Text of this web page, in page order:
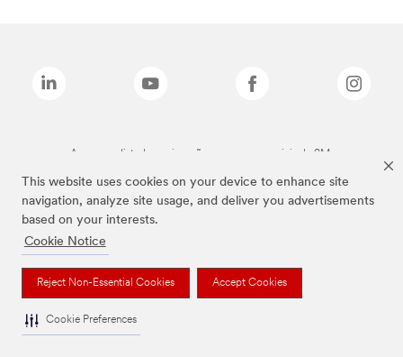
This website uses cookies on your device to enhance site
navigation, analyze site usage, and deliver you advertisements
based on your interests.
Cookie Notice
Reject Non-Essential Cookies Accept Cookies
Cookie Preferences
As marcas listadas a cima são marcas comerciais da 3M.